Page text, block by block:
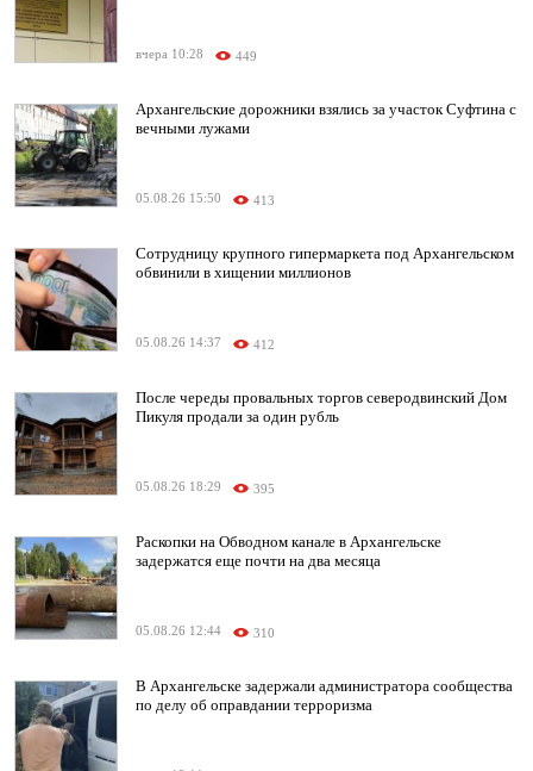
вчера 10:28 449
Архангельские дорожники взялись за участок Суфтина с
вечными лужами
05.08.26 15:50 413
Сотрудницу крупного гипермаркета под Архангельском
обвинили в хищении миллионов
05.08.26 14:37 412
После череды провальных торгов северодвинский Дом
Пикуля продали за один рубль
05.08.26 18:29 395
Раскопки на Обводном канале в Архангельске
задержатся еще почти на два месяца
05.08.26 12:44 310
В Архангельске задержали администратора сообщества
по делу об оправдании терроризма